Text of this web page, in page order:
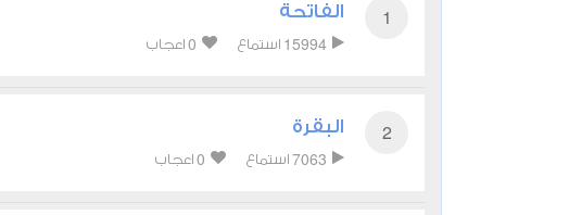
1 الفاتحة
15994 استماع 0 اعجاب
2 البقرة
7063 استماع 0 اعجاب